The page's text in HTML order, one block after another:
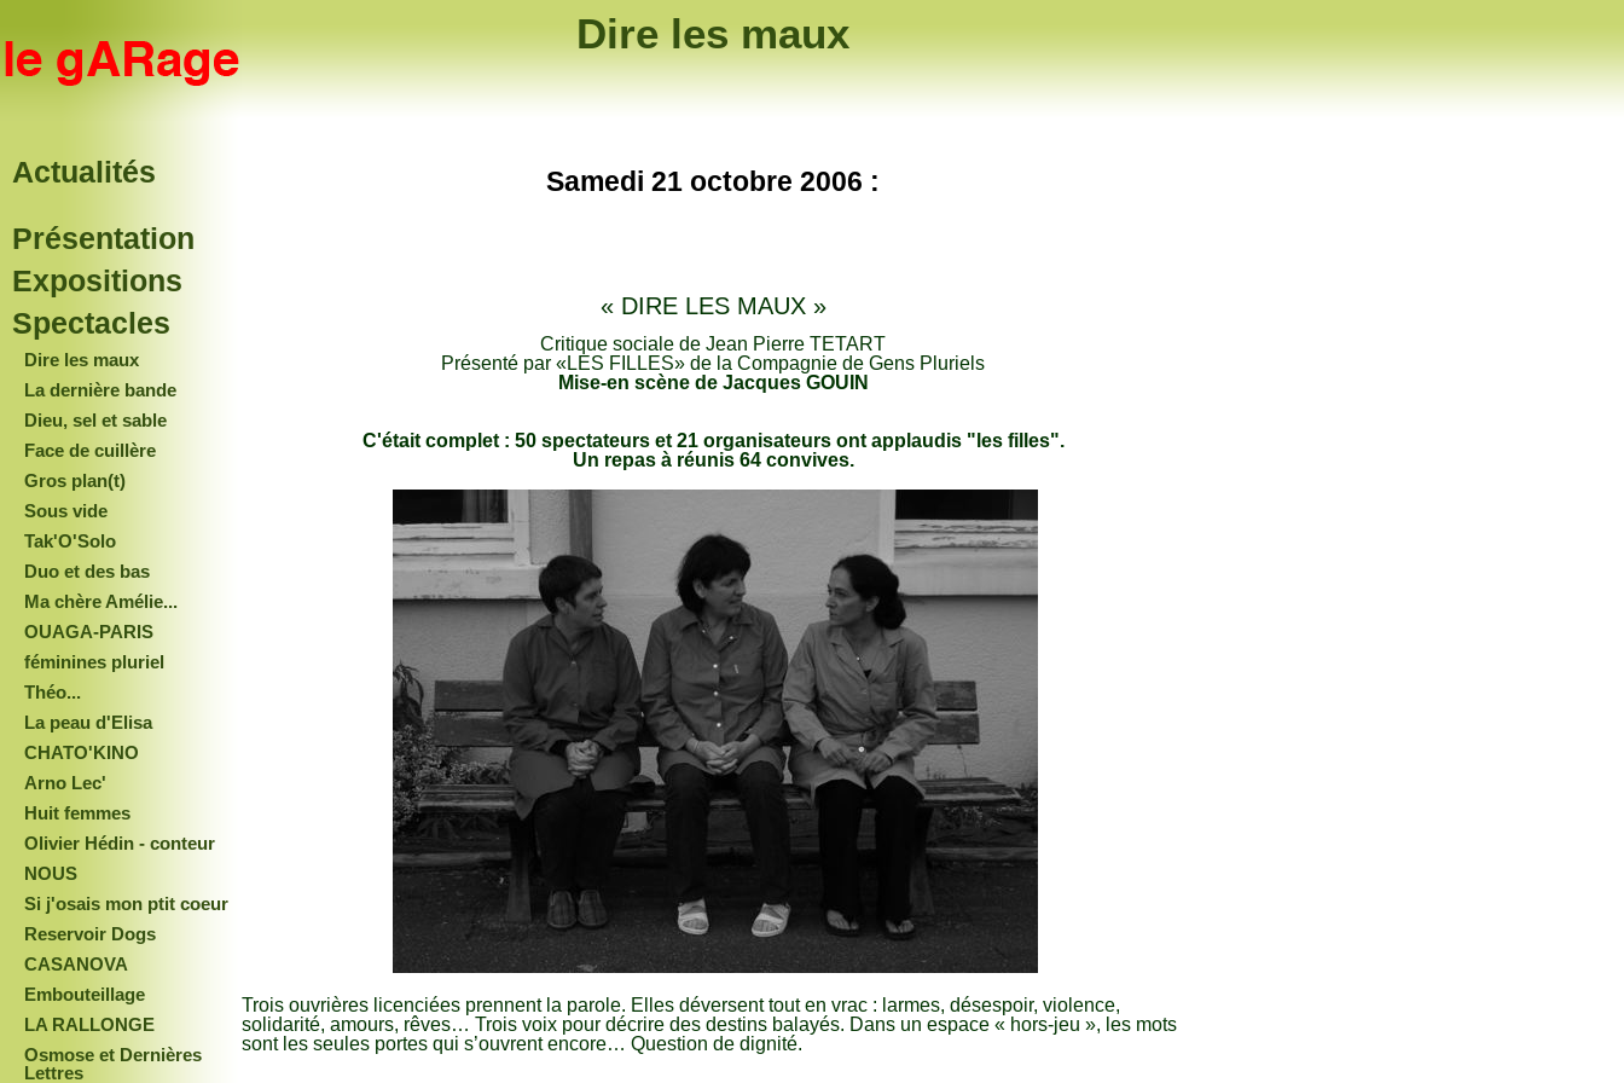
Dire les maux
Actualités
Présentation
Expositions
Spectacles
Dire les maux
La dernière bande
Dieu, sel et sable
Face de cuillère
Gros plan(t)
Sous vide
Tak'O'Solo
Duo et des bas
Ma chère Amélie...
OUAGA-PARIS
féminines pluriel
Théo...
La peau d'Elisa
CHATO'KINO
Arno Lec'
Huit femmes
Olivier Hédin - conteur
NOUS
Si j'osais mon ptit coeur
Reservoir Dogs
CASANOVA
Embouteillage
LA RALLONGE
Osmose et Dernières
Lettres
Samedi 21 octobre 2006 :
« DIRE LES MAUX »
Critique sociale de Jean Pierre TETART
Présenté par «LES FILLES» de la Compagnie de Gens Pluriels
Mise-en scène de Jacques GOUIN
C'était complet : 50 spectateurs et 21 organisateurs ont applaudis "les filles".
Un repas à réunis 64 convives.
Trois ouvrières licenciées prennent la parole. Elles déversent tout en vrac : larmes, désespoir, violence,
solidarité, amours, rêves… Trois voix pour décrire des destins balayés. Dans un espace « hors-jeu », les mots
sont les seules portes qui s’ouvrent encore… Question de dignité.